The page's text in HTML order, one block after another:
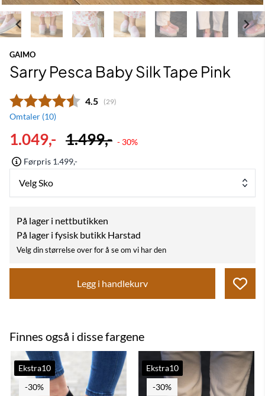
GAIMO
Sarry Pesca Baby Silk Tape Pink
Gjennomsnittskarakter:
4.5 (stemmer:
29)
Omtaler (10)
1.049,- 1.499,- - 30%
Førpris 1.499,-
Velg Sko
På lager i nettbutikken
På lager i fysisk butikk Harstad
Velg din størrelse over for å se om vi har den
Legg i handlekurv
Finnes også i disse fargene
Ekstra10
-30%
Ekstra10
-30%